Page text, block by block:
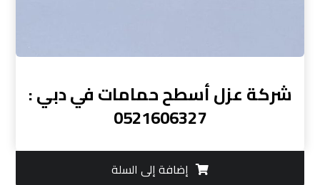
شركة عزل أسطح حمامات في دبي :
0521606327
إضافة إلى السلة